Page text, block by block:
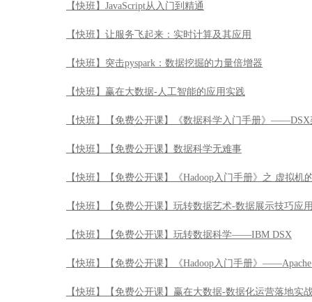
【快班】JavaScript从入门到精通
【快班】让服务飞起来：实时计算及其应用
【快班】突击pyspark：数据挖掘的力量倍增器
【快班】赢在大数据-人工智能的应用实践
【快班】【免费公开课】《数据科学入门手册》
【快班】【免费公开课】数据科学无难事
【快班】【免费公开课】《Hadoop入门手册》之 虚拟机
【快班】【免费公开课】玩转数据艺术-数据展示技巧应
【快班】【免费公开课】玩转数据科学——IBM DSX
【快班】【免费公开课】《Hadoop入门手册》
【快班】【免费公开课】赢在大数据-数据化运营落地实